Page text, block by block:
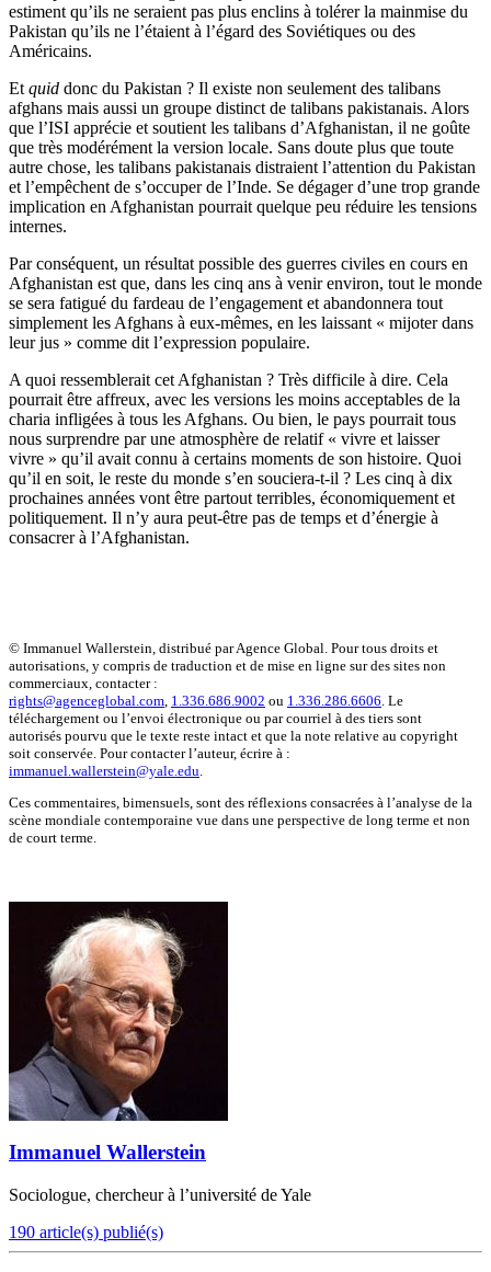
estiment qu’ils ne seraient pas plus enclins à tolérer la mainmise du
Pakistan qu’ils ne l’étaient à l’égard des Soviétiques ou des
Américains.
Et quid donc du Pakistan ? Il existe non seulement des talibans
afghans mais aussi un groupe distinct de talibans pakistanais. Alors
que l’ISI apprécie et soutient les talibans d’Afghanistan, il ne goûte
que très modérément la version locale. Sans doute plus que toute
autre chose, les talibans pakistanais distraient l’attention du Pakistan
et l’empêchent de s’occuper de l’Inde. Se dégager d’une trop grande
implication en Afghanistan pourrait quelque peu réduire les tensions
internes.
Par conséquent, un résultat possible des guerres civiles en cours en
Afghanistan est que, dans les cinq ans à venir environ, tout le monde
se sera fatigué du fardeau de l’engagement et abandonnera tout
simplement les Afghans à eux-mêmes, en les laissant « mijoter dans
leur jus » comme dit l’expression populaire.
A quoi ressemblerait cet Afghanistan ? Très difficile à dire. Cela
pourrait être affreux, avec les versions les moins acceptables de la
charia infligées à tous les Afghans. Ou bien, le pays pourrait tous
nous surprendre par une atmosphère de relatif « vivre et laisser
vivre » qu’il avait connu à certains moments de son histoire. Quoi
qu’il en soit, le reste du monde s’en souciera-t-il ? Les cinq à dix
prochaines années vont être partout terribles, économiquement et
politiquement. Il n’y aura peut-être pas de temps et d’énergie à
consacrer à l’Afghanistan.
© Immanuel Wallerstein, distribué par Agence Global. Pour tous droits et
autorisations, y compris de traduction et de mise en ligne sur des sites non
commerciaux, contacter :
rights@agenceglobal.com, 1.336.686.9002 ou 1.336.286.6606. Le
téléchargement ou l’envoi électronique ou par courriel à des tiers sont
autorisés pourvu que le texte reste intact et que la note relative au copyright
soit conservée. Pour contacter l’auteur, écrire à :
immanuel.wallerstein@yale.edu.
Ces commentaires, bimensuels, sont des réflexions consacrées à l’analyse de la
scène mondiale contemporaine vue dans une perspective de long terme et non
de court terme.
Immanuel Wallerstein
Sociologue, chercheur à l’université de Yale
190 article(s) publié(s)